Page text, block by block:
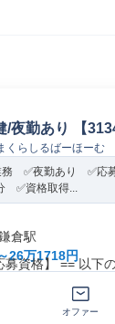
夜勤あり 【
くらしるばーほーむ
務 ✅夜勤あり ✅応
✅資格取得...
倉駅
26万1718円
募資格】 == 以下
ヘ...
オファー